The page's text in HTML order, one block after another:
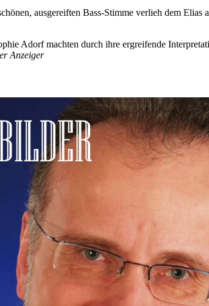
ausgereiften Bass-Stimme verlieh dem
Adorf machten durch ihre ergreifende
Anzeiger